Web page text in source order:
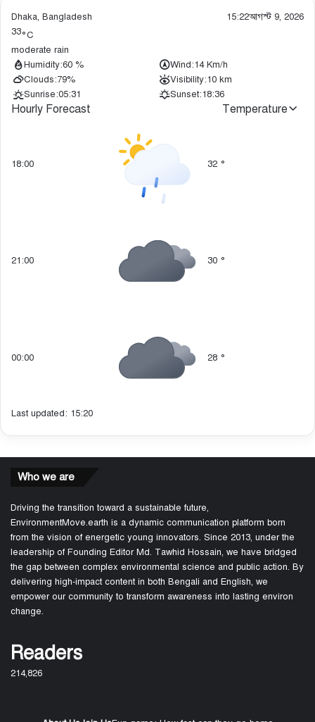
Dhaka, Bangladesh 15:22আগস্ট 9, 2026
33°C
moderate rain
Humidity:60 % Wind:14 Km/h
Clouds:79% Visibility:10 km
Sunrise:05:31 Sunset:18:36
Hourly Forecast Temperature
18:00 32 °
21:00 30 °
00:00 28 °
Last updated: 15:20
Who we are
Driving the transition toward a sustainable future,
EnvironmentMove.earth is a dynamic communication platform born
from the vision of energetic young innovators. Since 2013, under the
leadership of Founding Editor Md. Tawhid Hossain, we have bridged
the gap between complex environmental science and public action. By
delivering high-impact content in both Bengali and English, we
empower our community to transform awareness into lasting environ
change.
Readers
214,826